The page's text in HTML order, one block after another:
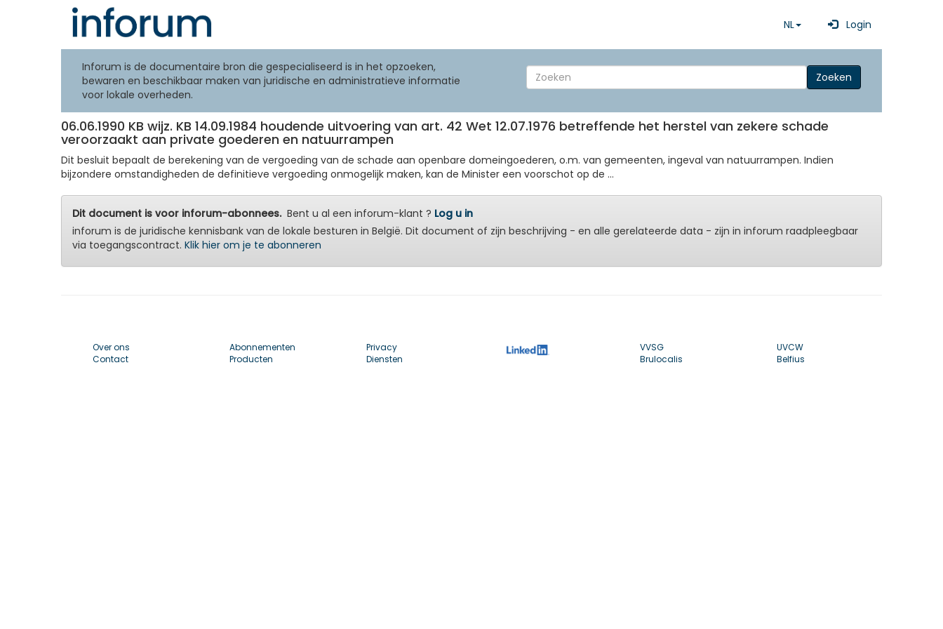
NL Login
Inforum is de documentaire bron die gespecialiseerd is in het opzoeken,
bewaren en beschikbaar maken van juridische en administratieve informatie
voor lokale overheden.
Zoeken
06.06.1990 KB wijz. KB 14.09.1984 houdende uitvoering van art. 42 Wet 12.07.1976 betreffende het herstel van zekere schade
veroorzaakt aan private goederen en natuurrampen
Dit besluit bepaalt de berekening van de vergoeding van de schade aan openbare domeingoederen, o.m. van gemeenten, ingeval van natuurrampen. Indien
bijzondere omstandigheden de definitieve vergoeding onmogelijk maken, kan de Minister een voorschot op de ...
Dit document is voor inforum-abonnees.Bent u al een inforum-klant ? Log u in
inforum is de juridische kennisbank van de lokale besturen in België. Dit document of zijn beschrijving - en alle gerelateerde data - zijn in inforum raadpleegbaar
via toegangscontract. Klik hier om je te abonneren
Over ons
Contact
Abonnementen
Producten
Privacy
Diensten
VVSG
Brulocalis
UVCW
Belfius